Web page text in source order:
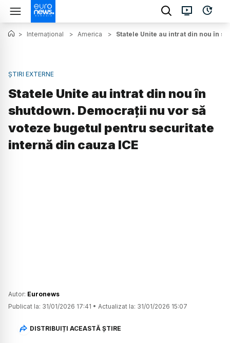
> Internațional > America > Statele Unite au intrat din nou în
ȘTIRI EXTERNE
Statele Unite au intrat din nou în
shutdown. Democrații nu vor să
voteze bugetul pentru securitate
internă din cauza ICE
Autor: Euronews
Publicat la: 31/01/2026 17:41 • Actualizat la: 31/01/2026 15:07
DISTRIBUIȚI ACEASTĂ ȘTIRE